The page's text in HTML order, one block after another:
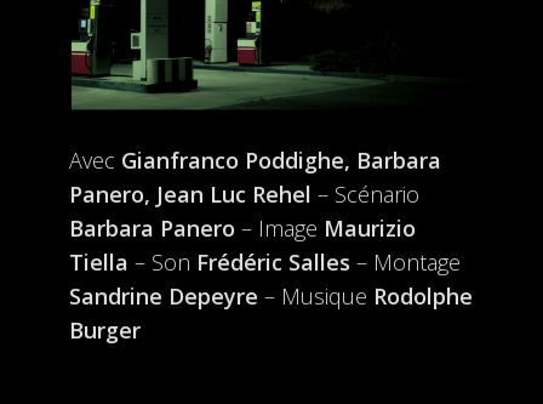
Avec Gianfranco Poddighe, Barbara
Panero, Jean Luc Rehel – Scénario
Barbara Panero – Image Maurizio
Tiella – Son Frédéric Salles – Montage
Sandrine Depeyre – Musique Rodolphe
Burger